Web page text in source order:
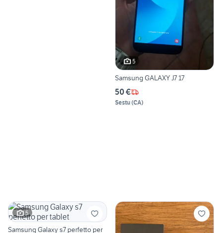
5
Samsung GALAXY J7 17
50 €
Sestu(CA)
5
Samsung Galaxy s7 perfetto per